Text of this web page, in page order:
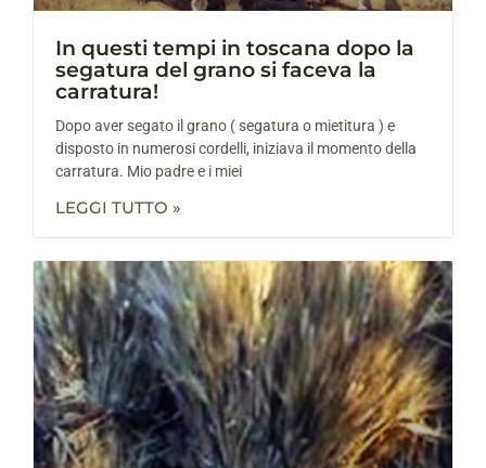
In questi tempi in toscana dopo la
segatura del grano si faceva la
carratura!
Dopo aver segato il grano ( segatura o mietitura ) e
disposto in numerosi cordelli, iniziava il momento della
carratura. Mio padre e i miei
LEGGI TUTTO »